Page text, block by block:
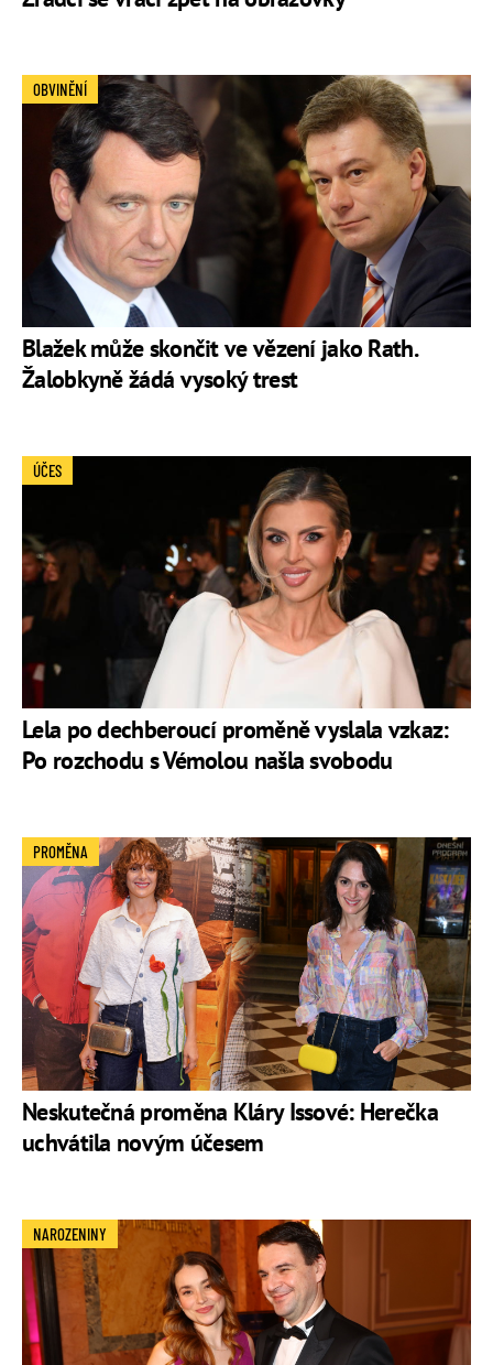
Blažek může skončit ve vězení jako Rath.
Žalobkyně žádá vysoký trest
OBVINĚNÍ
Lela po dechberoucí proměně vyslala vzkaz:
Po rozchodu s Vémolou našla svobodu
ÚČES
Neskutečná proměna Kláry Issové: Herečka
uchvátila novým účesem
PROMĚNA
NAROZENINY